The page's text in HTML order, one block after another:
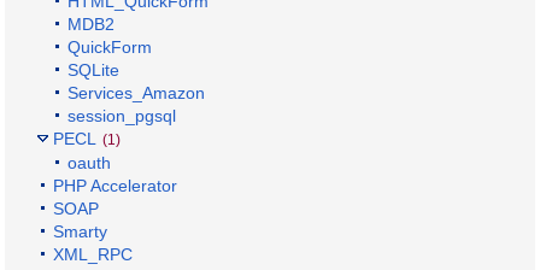
MDB2
QuickForm
SQLite
Services_Amazon
session_pgsql
PECL
(1)
oauth
PHP Accelerator
SOAP
Smarty
XML_RPC